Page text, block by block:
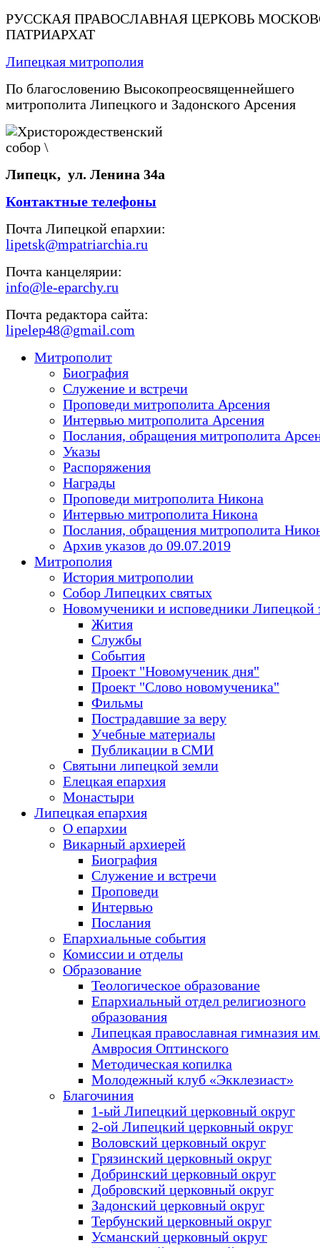
РУССКАЯ ПРАВОСЛАВНАЯ ЦЕРКОВЬ
ПАТРИАРХАТ
Липецкая митрополия
По благословению Высокопреосвященнейшего
митрополита Липецкого и Задонского Арсения
Липецк, ул. Ленина 34а
Контактные телефоны
Почта Липецкой епархии:
lipetsk@mpatriarchia.ru
Почта канцелярии:
info@le-eparchy.ru
Почта редактора сайта:
lipelep48@gmail.com
Митрополит
Биография
Служение и встречи
Проповеди митрополита Арсения
Интервью митрополита Арсения
Послания, обращения митрополита
Указы
Распоряжения
Награды
Проповеди митрополита Никона
Интервью митрополита Никона
Послания, обращения митрополита
Архив указов до 09.07.2019
Митрополия
История митрополии
Собор Липецких святых
Новомученики и исповедники Липецкой
Жития
Службы
События
Проект "Новомученик дня"
Проект "Слово новомученика"
Фильмы
Пострадавшие за веру
Учебные материалы
Публикации в СМИ
Святыни липецкой земли
Елецкая епархия
Монастыри
Липецкая епархия
О епархии
Викарный архиерей
Биография
Служение и встречи
Проповеди
Интервью
Послания
Епархиальные события
Комиссии и отделы
Образование
Теологическое образование
Епархиальный отдел религиозного
образования
Липецкая православная гимназия
Амвросия Оптинского
Методическая копилка
Молодежный клуб «Экклезиаст»
Благочиния
1-ый Липецкий церковный округ
2-ой Липецкий церковный округ
Воловский церковный округ
Грязинский церковный округ
Добринский церковный округ
Добровский церковный округ
Задонский церковный округ
Тербунский церковный округ
Усманский церковный округ